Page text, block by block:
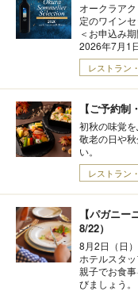
オークラア
定のワイン
＜お申込み期
2026年7月1
レストラン
【ご予約制
初秋の味覚
敬老の日や
い。
レストラン
【パガニー
8/22）
8月2日（日
ホテルスタ
親子でお食
びましょう。